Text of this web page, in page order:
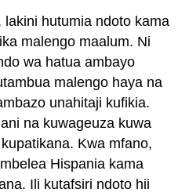
hutumia ndoto kama
malengo maalum. Ni
wa hatua ambayo
malengo haya na
unahitaji kufikia.
na kuwageuza kuwa
Kwa mfano,
Hispania kama
Ili kutafsiri ndoto hii